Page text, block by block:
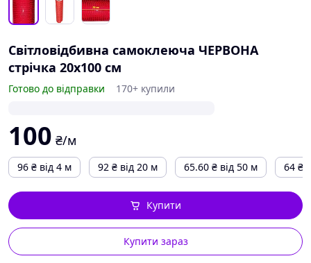
Світловідбивна самоклеюча ЧЕРВОНА
стрічка 20х100 см
Готово до відправки 170+ купили
100 ₴/м
96 ₴ від 4 м 92 ₴ від 20 м 65.60 ₴ від 50 м 64 ₴
Купити зараз
Купити